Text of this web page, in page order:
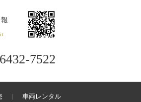
7522
車両レンタル